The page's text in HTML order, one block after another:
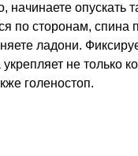
опускать
по сторонам,
ладони.
не только
голеностоп.